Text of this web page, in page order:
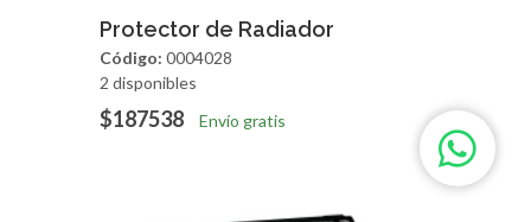
Agregar Vista Rapida
Protector de Radiador
Código: 0004028
2 disponibles
$187538 Envío gratis